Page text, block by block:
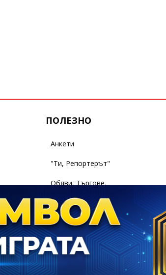
ПОЛЕЗНО
Анкети
"Ти, Репортерът"
Обяви, Търгове,